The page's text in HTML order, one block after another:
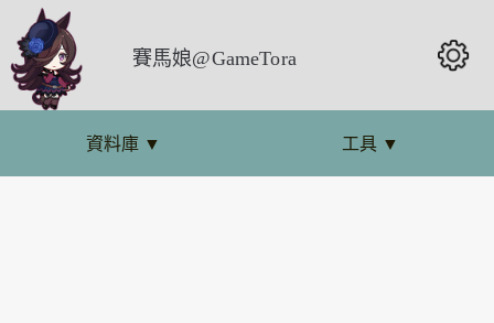
賽馬娘@GameTora
資料庫 ▼ 工具 ▼